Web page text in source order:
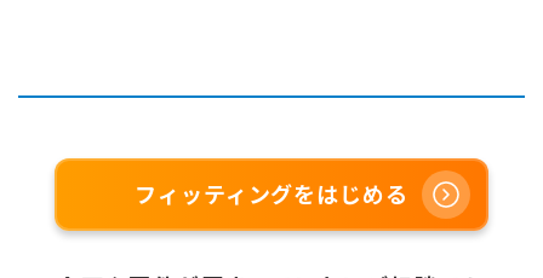
フィッティングをはじめる